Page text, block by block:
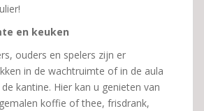
en keuken
ouders en spelers zijn er
in de wachtruimte of in de aula
kantine. Hier kan u genieten van
koffie of thee, frisdrank,